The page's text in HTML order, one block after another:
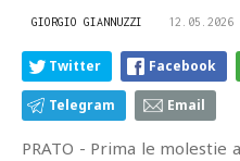
GIORGIO GIANNUZZI 12.05.2026
Twitter Facebook
Telegram Email
PRATO - Prima le molestie